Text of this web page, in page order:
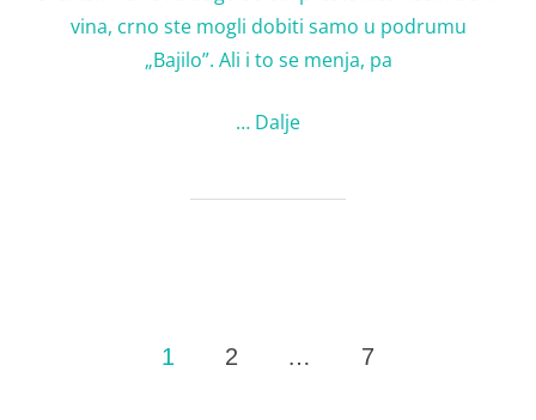
vina, crno ste mogli dobiti samo u podrumu
„Bajilo”. Ali i to se menja, pa
… Dalje
1 2 7